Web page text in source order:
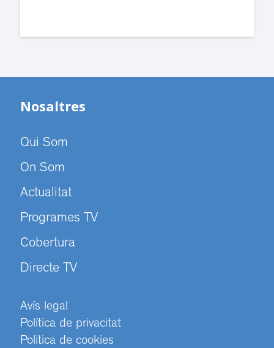
Nosaltres
Qui Som
On Som
Actualitat
Programes TV
Cobertura
Directe TV
Avís legal
Política de privacitat
Politica de cookies